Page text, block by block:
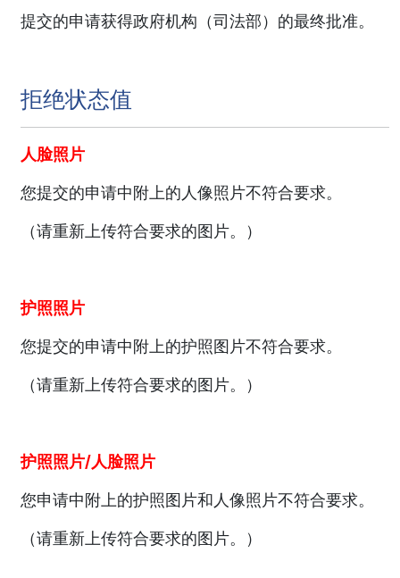
提交的申请获得政府机构（司法部）的最终批准。
拒绝状态值
人脸照片
您提交的申请中附上的人像照片不符合要求。
（请重新上传符合要求的图片。）
护照照片
您提交的申请中附上的护照图片不符合要求。
（请重新上传符合要求的图片。）
护照照片/人脸照片
您申请中附上的护照图片和人像照片不符合要求。
（请重新上传符合要求的图片。）